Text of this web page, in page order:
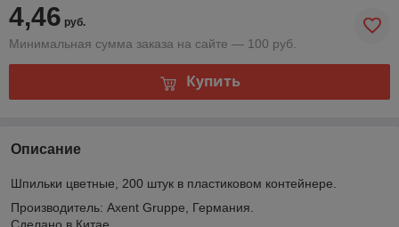
4,46 руб.
Минимальная сумма заказа на сайте — 100 руб.
Купить
Описание
Шпильки цветные, 200 штук в пластиковом контейнере.
Производитель: Axent Gruppe, Германия.
Сделано в Китае.